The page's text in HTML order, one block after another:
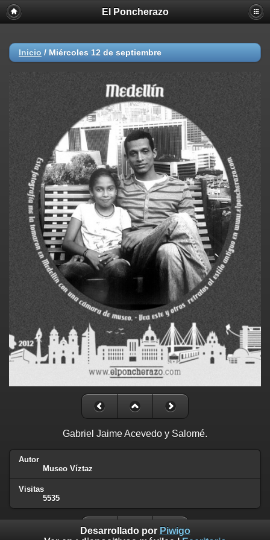
El Poncherazo
Inicio / Miércoles 12 de septiembre
Gabriel Jaime Acevedo y Salomé.
Autor
Museo Víztaz
Visitas
5535
Desarrollado por Piwigo